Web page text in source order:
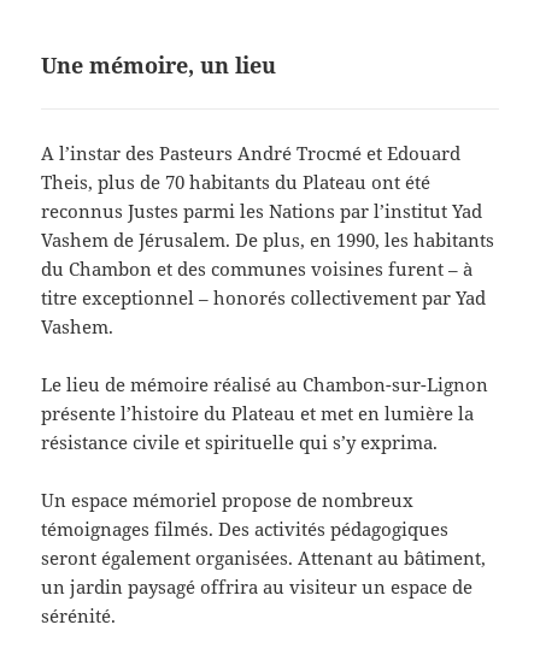
Une mémoire, un lieu
A l’instar des Pasteurs André Trocmé et Edouard
Theis, plus de 70 habitants du Plateau ont été
reconnus Justes parmi les Nations par l’institut Yad
Vashem de Jérusalem. De plus, en 1990, les habitants
du Chambon et des communes voisines furent – à
titre exceptionnel – honorés collectivement par Yad
Vashem.
Le lieu de mémoire réalisé au Chambon-sur-Lignon
présente l’histoire du Plateau et met en lumière la
résistance civile et spirituelle qui s’y exprima.
Un espace mémoriel propose de nombreux
témoignages filmés. Des activités pédagogiques
seront également organisées. Attenant au bâtiment,
un jardin paysagé offrira au visiteur un espace de
sérénité.